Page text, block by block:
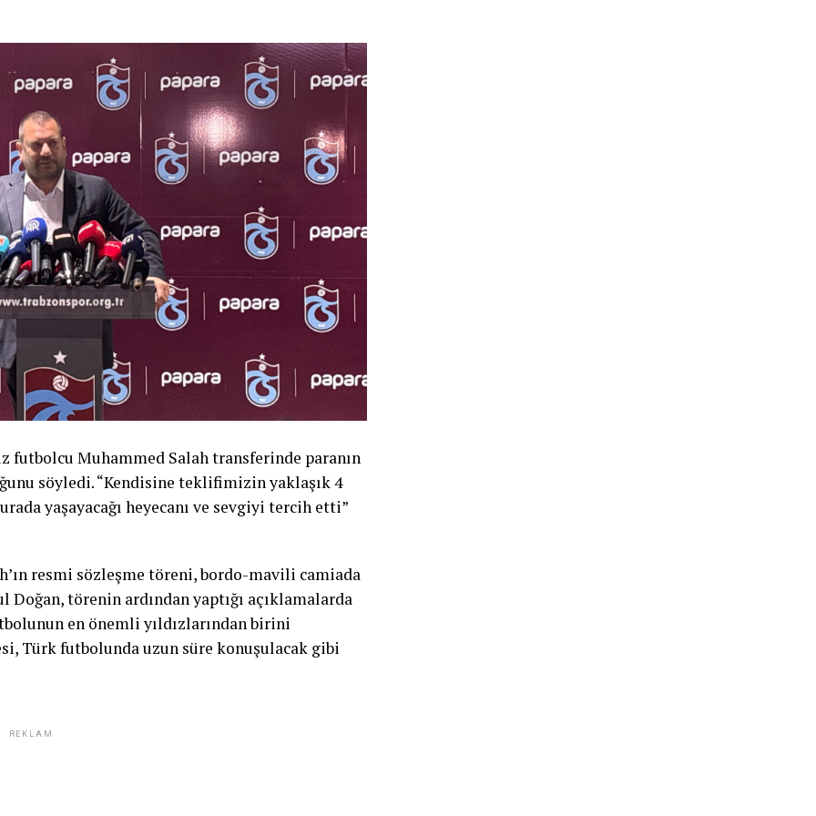
futbolcu Muhammed Salah transferinde paranın
söyledi. “Kendisine teklifimizin yaklaşık 4
yaşayacağı heyecanı ve sevgiyi tercih etti”
resmi sözleşme töreni, bordo-mavili camiada
Doğan, törenin ardından yaptığı açıklamalarda
en önemli yıldızlarından birini
Türk futbolunda uzun süre konuşulacak gibi
REKLAM